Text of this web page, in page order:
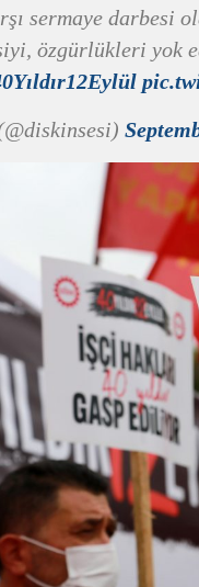
sermaye darbesi
özgürlükleri yok